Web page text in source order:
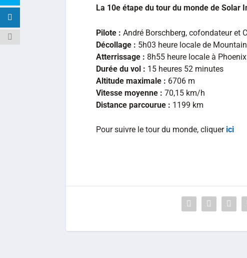
La 10e étape du tour du monde de Solar
Pilote : André Borschberg, cofondateur et
Décollage : 5h03 heure locale de
Atterrissage : 8h55 heure locale à
Durée du vol : 15 heures 52 minutes
Altitude maximale : 6706 m
Vitesse moyenne : 70,15 km/h
Distance parcourue : 1199 km
Pour suivre le tour du monde, cliquer ici